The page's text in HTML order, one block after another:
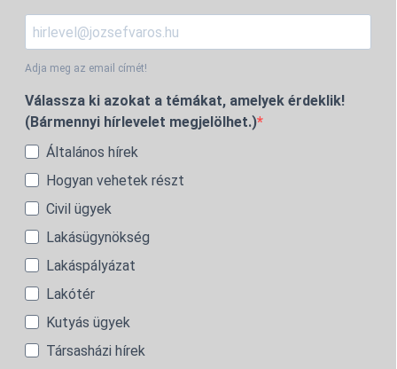
Adja meg az email címét!
Válassza ki azokat a témákat, amelyek érdeklik!
(Bármennyi hírlevelet megjelölhet.)
Általános hírek
Hogyan vehetek részt
Civil ügyek
Lakásügynökség
Lakáspályázat
Lakótér
Kutyás ügyek
Társasházi hírek